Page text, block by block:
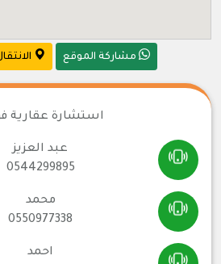
مشاركة الموقع
استشارة عقارية
عبد العزيز
0544299895
محمد
0550977338
احمد